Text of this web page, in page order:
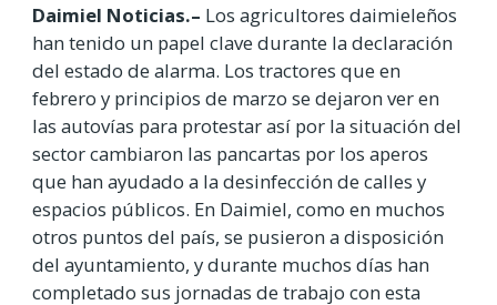
Daimiel Noticias.– Los agricultores daimieleños
han tenido un papel clave durante la declaración
del estado de alarma. Los tractores que en
febrero y principios de marzo se dejaron ver en
las autovías para protestar así por la situación del
sector cambiaron las pancartas por los aperos
que han ayudado a la desinfección de calles y
espacios públicos. En Daimiel, como en muchos
otros puntos del país, se pusieron a disposición
del ayuntamiento, y durante muchos días han
completado sus jornadas de trabajo con esta